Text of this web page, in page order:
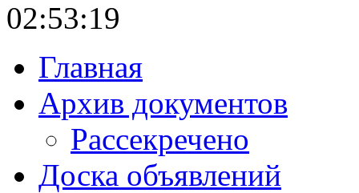
02:53:20
Главная
Архив документов
Рассекречено
Доска объявлений